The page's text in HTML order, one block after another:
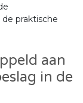
praktische
aan
in de